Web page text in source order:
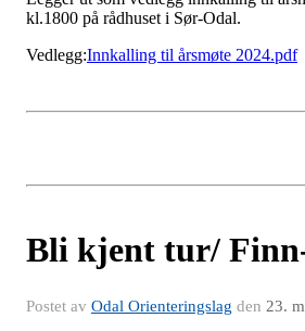
kl.1800 på rådhuset i Sør-Odal.
Vedlegg:Innkalling til årsmøte 2024.pdf
Bli kjent tur/
Postet av Odal Orienteringslag den 23.